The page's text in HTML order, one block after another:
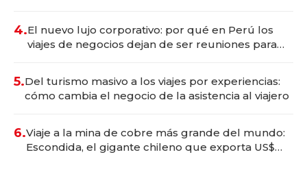
4.El nuevo lujo corporativo: por qué en Perú los
viajes de negocios dejan de ser reuniones para
5.Del turismo masivo a los viajes por experiencias:
cómo cambia el negocio de la asistencia al viajero
6.Viaje a la mina de cobre más grande del mundo:
Escondida, el gigante chileno que exporta US$